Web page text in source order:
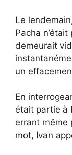
Le
Pacha
demeurait
un
En
était partie à
errant même
mot, Ivan